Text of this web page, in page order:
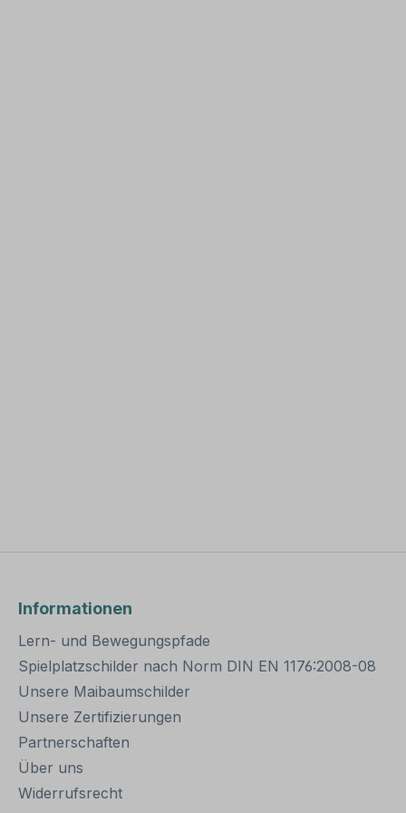
Informationen
Lern- und Bewegungspfade
Spielplatzschilder nach Norm DIN EN 1176:2008-08
Unsere Maibaumschilder
Unsere Zertifizierungen
Partnerschaften
Über uns
Widerrufsrecht